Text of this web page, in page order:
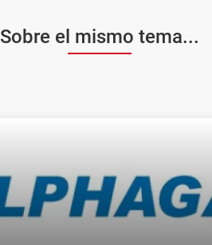
Sobre el mismo tema...